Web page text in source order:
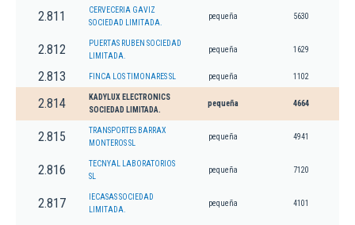
2.811
CERVECERIA GAVIZ
SOCIEDAD LIMITADA.
pequeña 5630
2.812
PUERTAS RUBEN SOCIEDAD
LIMITADA.
pequeña 1629
2.813 FINCA LOS TIMONARES SL pequeña 1102
2.814
KADYLUX ELECTRONICS
SOCIEDAD LIMITADA.
pequeña 4664
2.815
TRANSPORTES BARRAX
MONTEROS SL
pequeña 4941
2.816
TECNYAL LABORATORIOS
SL
pequeña 7120
2.817
IECASAS SOCIEDAD
LIMITADA.
pequeña 4101